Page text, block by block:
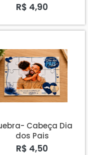
R$ 4,90
Cabeça Dia
dos Pais
R$ 4,50